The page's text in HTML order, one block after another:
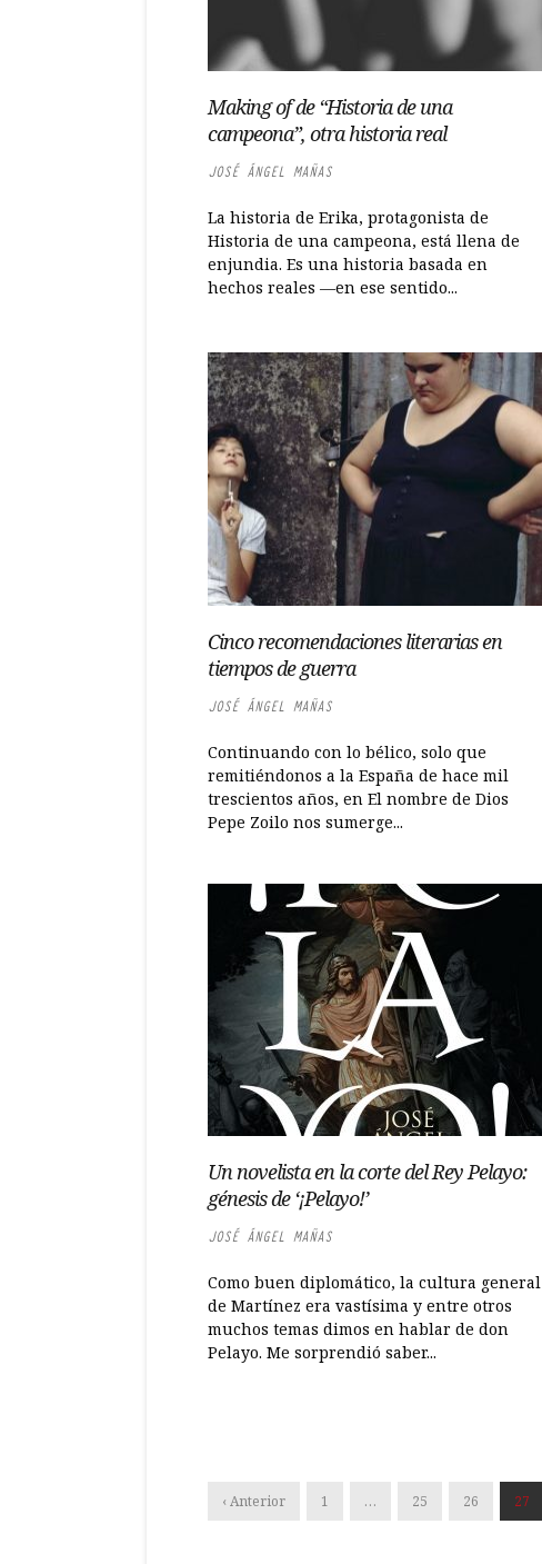
Making of de “Historia de una
campeona”, otra historia real
JOSÉ ÁNGEL MAÑAS
La historia de Erika, protagonista de
Historia de una campeona, está llena de
enjundia. Es una historia basada en
hechos reales —en ese sentido...
Cinco recomendaciones literarias en
tiempos de guerra
JOSÉ ÁNGEL MAÑAS
Continuando con lo bélico, solo que
remitiéndonos a la España de hace mil
trescientos años, en El nombre de Dios
Pepe Zoilo nos sumerge...
Un novelista en la corte del Rey Pelayo:
génesis de ‘¡Pelayo!’
JOSÉ ÁNGEL MAÑAS
Como buen diplomático, la cultura general
de Martínez era vastísima y entre otros
muchos temas dimos en hablar de don
Pelayo. Me sorprendió saber...
‹ Anterior 1 … 25 26 27